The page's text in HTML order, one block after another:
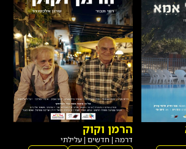
הרמן וקוק
דרמה | חדשים | עלילתי